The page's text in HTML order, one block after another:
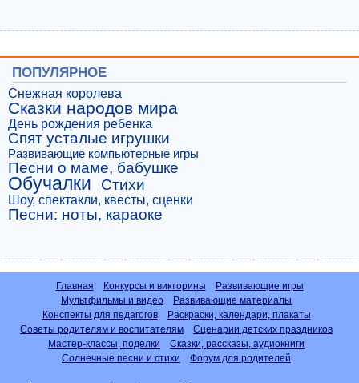
ПОПУЛЯРНОЕ
Снежная королева
Сказки народов мира
День рождения ребенка
Спят усталые игрушки
Развивающие компьютерные игры
Песни о маме, бабушке
Обучалки Стихи
Шоу, спектакли, квесты, сценки
Песни: ноты, караоке
Главная Конкурсы и викторины
Развивающие игры
Мультфильмы и видео
Развивающие материалы
Конспекты для педагогов
Раскраски, календари, плакаты
Советы родителям и воспитателям
Сценарии детских праздников
Мастер-классы, поделки
Сказки, рассказы, аудиокниги
Солнечные песни и стихи
Форум для родителей